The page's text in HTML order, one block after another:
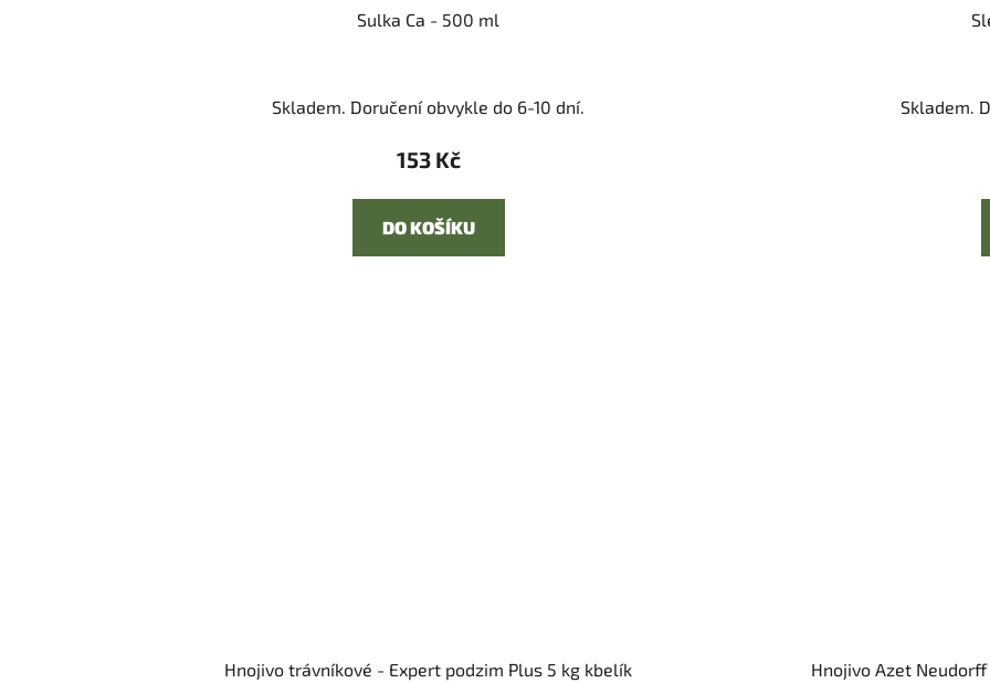
Sulka Ca - 500 ml
Skladem. Doručení obvykle do 6-10 dní.
153 Kč
DO KOŠÍKU
Skladem.
Hnojivo trávníkové - Expert podzim Plus 5 kg kbelík Hnojivo Azet